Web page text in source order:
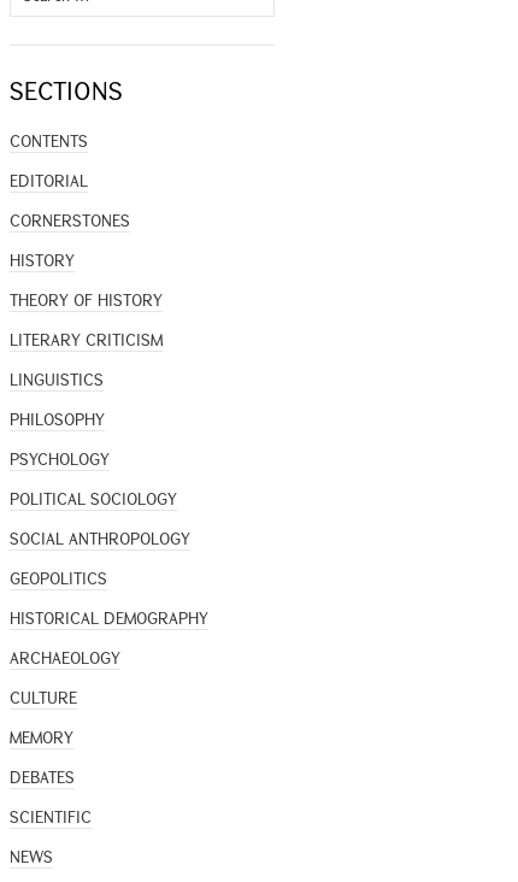
for:
SECTIONS
CONTENTS
EDITORIAL
CORNERSTONES
HISTORY
THEORY OF HISTORY
LITERARY CRITICISM
LINGUISTICS
PHILOSOPHY
PSYCHOLOGY
POLITICAL SOCIOLOGY
SOCIAL ANTHROPOLOGY
GEOPOLITICS
HISTORICAL DEMOGRAPHY
ARCHAEOLOGY
CULTURE
MEMORY
DEBATES
SCIENTIFIC
NEWS